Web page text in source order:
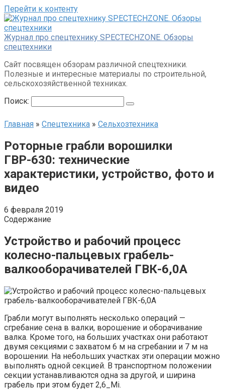
Перейти к контенту
Журнал про спецтехнику SPECTECHZONE. Обзоры
спецтехники
Сайт посвящен обзорам различной спецтехники.
Полезные и интересные материалы по строительной,
сельскохозяйственной техниках.
Поиск:
Главная » Спецтехника » Сельхозтехника
Роторные грабли ворошилки
ГВР-630: технические
характеристики, устройство, фото и
видео
6 февраля 2019
Содержание
Устройство и рабочий процесс
колесно-пальцевых грабель-
валкооборачивателей ГВК-6,0А
Грабли могут выполнять несколько операций —
сгребание сена в валки, ворошение и оборачивание
валка. Кроме того, на больших участках они работают
двумя секциями с захватом 6 м на сгребании и 7 м на
ворошении. На небольших участках эти операции можно
выполнять одной секцией. В транспортном положении
секции устанавливаются одна за другой, и ширина
грабель при этом будет 2,6_Mi.